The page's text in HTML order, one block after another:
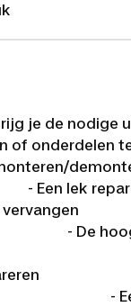
je de nodige
of onderdelen